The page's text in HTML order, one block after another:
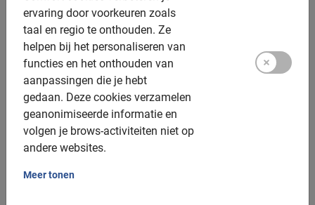
ervaring door voorkeuren zoals
taal en regio te onthouden. Ze
helpen bij het personaliseren van
functies en het onthouden van
aanpassingen die je hebt
gedaan. Deze cookies verzamelen
geanonimiseerde informatie en
volgen je brows-activiteiten niet op
andere websites.
Meer tonen